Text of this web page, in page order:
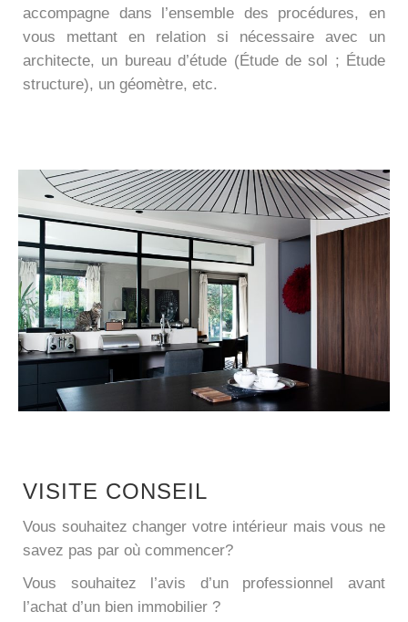
accompagne dans l’ensemble des procédures, en
vous mettant en relation si nécessaire avec un
architecte, un bureau d’étude (Étude de sol ; Étude
structure), un géomètre, etc.
VISITE CONSEIL
Vous souhaitez changer votre intérieur mais vous ne
savez pas par où commencer?
Vous souhaitez l’avis d’un professionnel avant
l’achat d’un bien immobilier ?